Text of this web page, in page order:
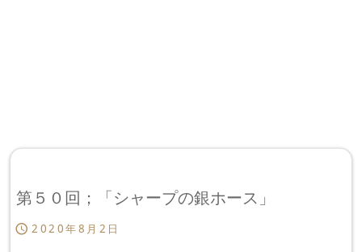
第５０回；「シャープの銀ホース」
 2020年8月2日